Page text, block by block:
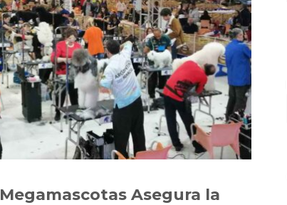
Megamascotas Asegura la